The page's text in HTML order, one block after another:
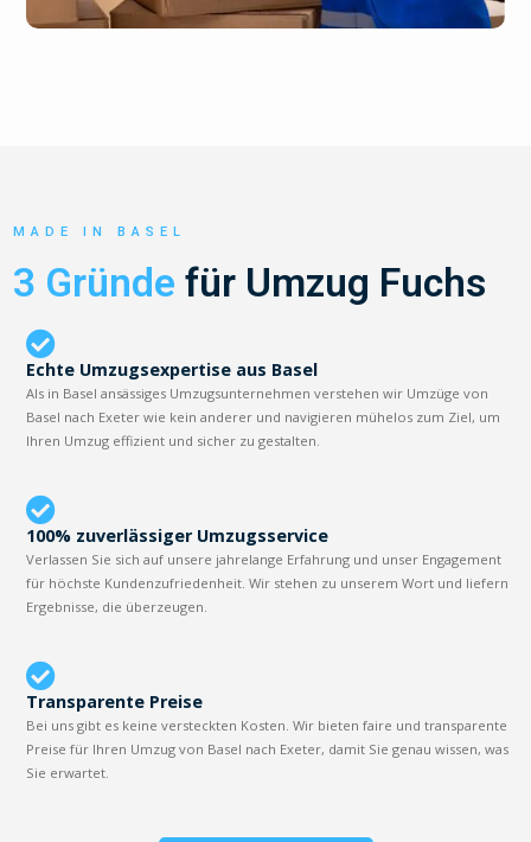
MADE IN BASEL
3 Gründe für Umzug Fuchs
Echte Umzugsexpertise aus Basel
Als in Basel ansässiges Umzugsunternehmen verstehen wir Umzüge von
Basel nach Exeter wie kein anderer und navigieren mühelos zum Ziel, um
Ihren Umzug effizient und sicher zu gestalten.
100% zuverlässiger Umzugsservice
Verlassen Sie sich auf unsere jahrelange Erfahrung und unser Engagement
für höchste Kundenzufriedenheit. Wir stehen zu unserem Wort und liefern
Ergebnisse, die überzeugen.
Transparente Preise
Bei uns gibt es keine versteckten Kosten. Wir bieten faire und transparente
Preise für Ihren Umzug von Basel nach Exeter, damit Sie genau wissen, was
Sie erwartet.